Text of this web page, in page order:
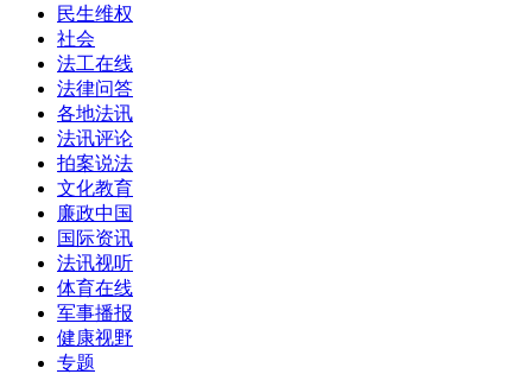
民生维权
社会
法工在线
法律问答
各地法讯
法讯评论
拍案说法
文化教育
廉政中国
国际资讯
法讯视听
体育在线
军事播报
健康视野
专题